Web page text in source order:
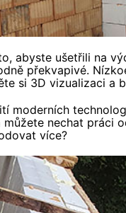
abyste ušetřili na
překvapivé.
si 3D vizualizaci
moderních
nechat
více?